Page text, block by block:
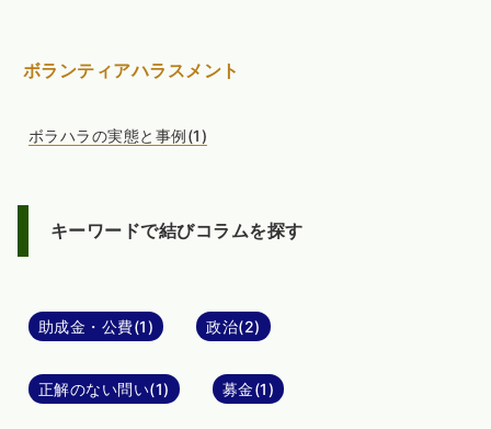
ボランティアハラスメント
ボラハラの実態と事例(1)
キーワードで結びコラムを探す
助成金・公費(1) 政治(2)
正解のない問い(1) 募金(1)